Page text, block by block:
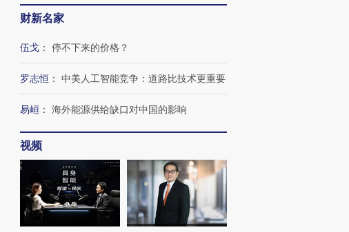
财新名家
伍戈 ： 停不下来的价格？
罗志恒 ： 中美人工智能竞争：道路比技术更重要
易峘 ： 海外能源供给缺口对中国的影响
视频